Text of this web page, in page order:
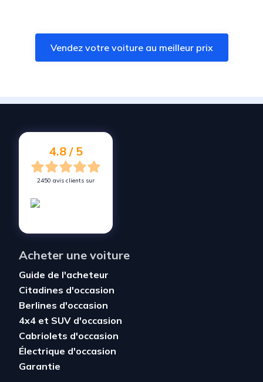
Vendez votre voiture àArnouville
Vendez votre voiture à Margency
Vendez votre voiture à
Vendez votre voiture au meilleur prix
4.8 / 5
2450 avis clients sur
Acheter une voiture
Guide de l'acheteur
Citadines d'occasion
Berlines d'occasion
4x4 et SUV d'occasion
Cabriolets d'occasion
Électrique d'occasion
Garantie